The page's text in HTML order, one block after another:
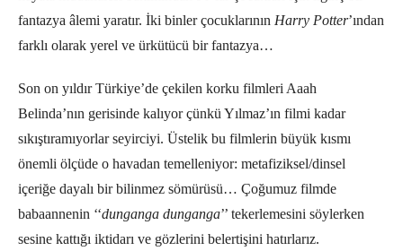
fantazya âlemi yaratır. İki binler çocuklarının Harry Potter’ından
farklı olarak yerel ve ürkütücü bir fantazya…
Son on yıldır Türkiye’de çekilen korku filmleri Aaah
Belinda’nın gerisinde kalıyor çünkü Yılmaz’ın filmi kadar
sıkıştıramıyorlar seyirciyi. Üstelik bu filmlerin büyük kısmı
önemli ölçüde o havadan temelleniyor: metafiziksel/dinsel
içeriğe dayalı bir bilinmez sömürüsü… Çoğumuz filmde
babaannenin ‘‘dunganga dunganga’’ tekerlemesini söylerken
sesine kattığı iktidarı ve gözlerini belertişini hatırlarız.